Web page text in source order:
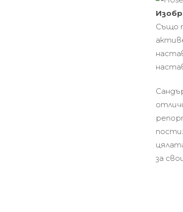
Също
за